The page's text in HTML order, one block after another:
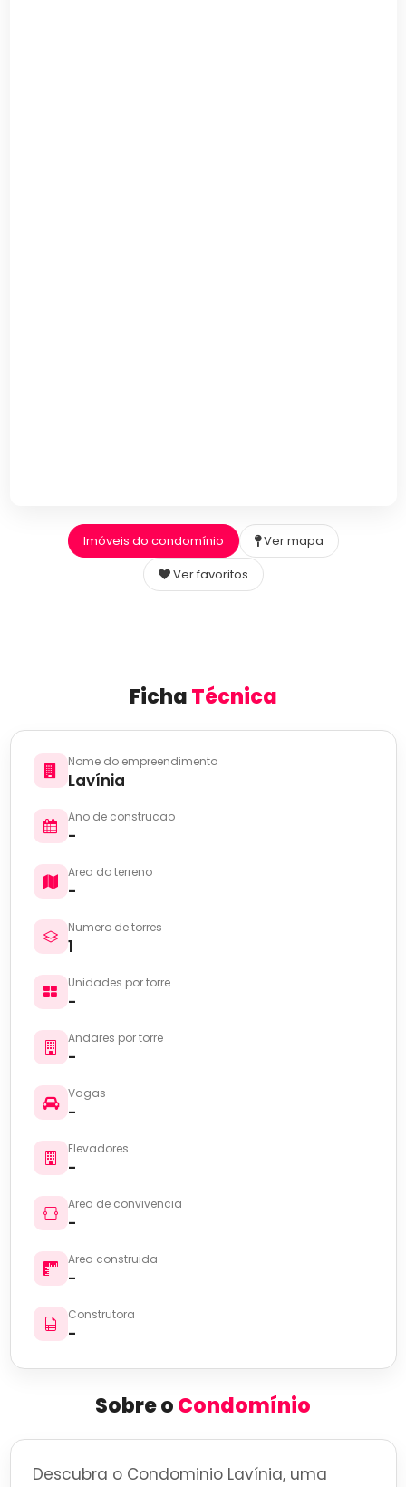
Imóveis do condomínio
Ver mapa
Ver favoritos
FichaTécnica
Nome do empreendimento
Lavínia
Ano de construcao
-
Area do terreno
-
Numero de torres
1
Unidades por torre
-
Andares por torre
-
Vagas
-
Elevadores
-
Area de convivencia
-
Area construida
-
Construtora
-
Sobre oCondomínio
Descubra o Condominio Lavínia, uma